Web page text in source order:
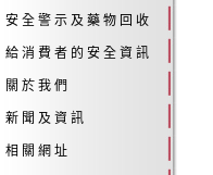
安 全 警 示 及 藥 物 回 收
給 消 費 者 的 安 全 資 訊
關 於 我 們
新 聞 及 資 訊
相 關 網 址